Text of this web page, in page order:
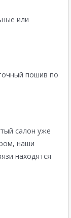
или
пошив по
салон уже
наши
находятся